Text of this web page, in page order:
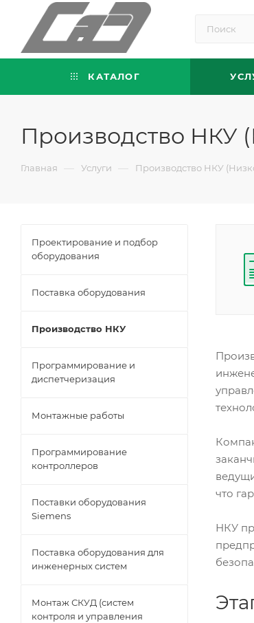
КАТАЛОГ
Производство НКУ
Главная — Услуги — Производство НКУ
что
НКУ
Проектирование и подбор
оборудования
Поставка оборудования
Производство НКУ
Программирование и
диспетчеризация
Монтажные работы
Программирование
контроллеров
Поставки оборудования
Siemens
Поставка оборудования для
инженерных систем
Монтаж СКУД (систем
контроля и управления